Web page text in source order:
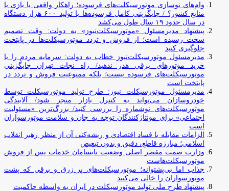
وام‌های نوسازی موتورسیکلت‌های فرسوده؛ راهکار واقعی یا بازی با
منابع کشور؟ / جایگزینی کامل فرسوده‌ها با تولید ۶۰۰ هزار دستگاه
در سال حدود ۱۹ سال طول می‌کشد
پیشنهاد مدیرمسئول «موتورسیکلت‌نیوز» به دولت: وقت تصمیم
سخت رسیده است؛ از فروش و تردد موتورسیکلت‌ها در پایتخت
جلوگیری کنید
مدیرمسئول موتورسیکلت‌نیوز خطاب به دولت: سرمایه مردم را با
خرید موتورهای برقی هدر ندهید/ راه نجات تهران جایگزینی
موتورسیکلت‌های فرسوده نیست؛ بلکه ممنوعیت فروش و تردد در
پایتخت است
مدیرمسئول موتورسیکلت نیوز: طرح تولید موتورسیکلت توسط
خودروسازان می‌تواند به کنترل بازار منجر شود/ آلایندگی
موتورسیکلت‌های نوشماره را بررسی کنید/ بزرگ‌ترین «مسئولیت
اجتماعی» برای مونتاژکنندگان توجه به جان و سلامت موتورسواران
است
الزامات مقابله با فساد اقتصادی و ریشه‌کنی آن از منظر رهبر انقلاب
اسلامی؛ مبارزه قاطع، دقیق و بدون تبعیض
وزارت صمت مقصر اصلی وضعیت نابسامان خدمات پس از فروش
موتورسیکلت‌هاست
جذاب اما بی‌پشتوانه؛ موتورسیکلت‌های پر زرق‌ و برقی که پشت
موتورسواران را خالی می‌کنند
پیشنهاد طرح ملی تولید موتورسیکلت در ایران به واسطه حاکمیت